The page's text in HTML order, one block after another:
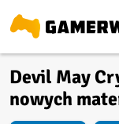
Devil May
nowych